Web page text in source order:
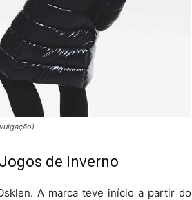
de Inverno
A marca teve início a partir do